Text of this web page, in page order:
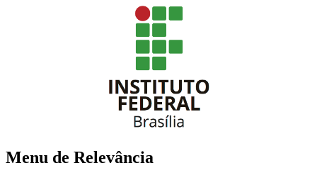
Menu de Relevância